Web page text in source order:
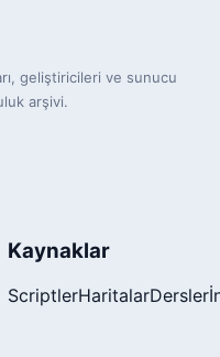
geliştiricileri ve sunucu
arşivi.
Kaynaklar
ScriptlerHaritalarDersler